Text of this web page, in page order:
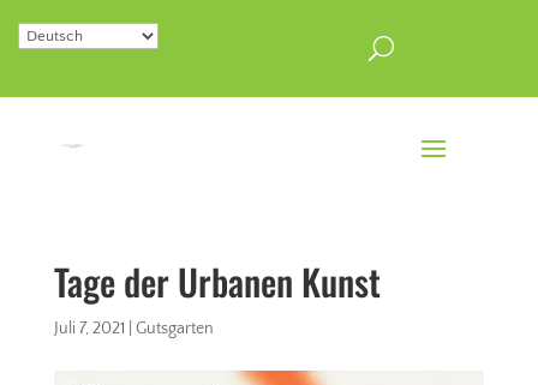
Tage der Urbanen Kunst
Juli 7, 2021 Gutsgarten